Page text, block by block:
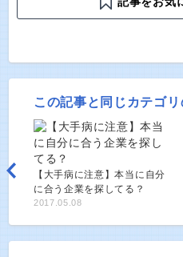
この記事と同じカテゴ
【大手病に注意】本当に自分
に合う企業を探してる？
2017.05.08